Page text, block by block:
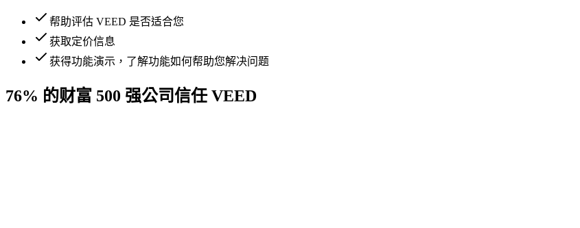
帮助评估 VEED 是否适合您
获取定价信息
获得功能演示，了解功能如何帮助您解决问题
76% 的财富 500 强公司信任 VEED